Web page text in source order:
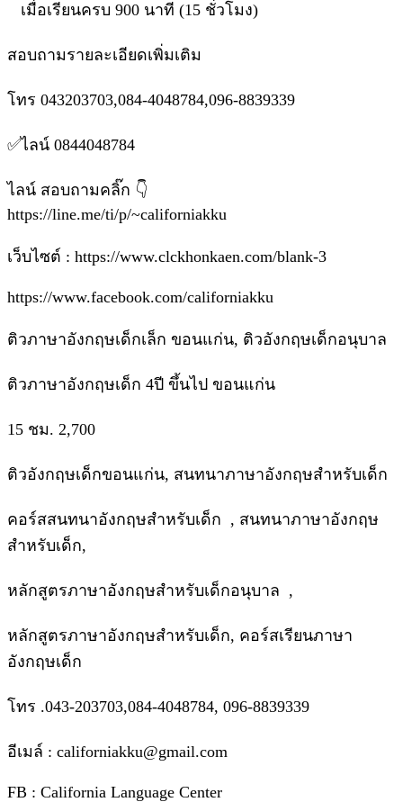
เมื่อเรียนครบ 900 นาที (15 ชั่วโมง)
สอบถามรายละเอียดเพิ่มเติม
โทร 043203703,084-4048784,096-8839339
✅ไลน์ 0844048784
ไลน์ สอบถามคลิ๊ก 👇
https://line.me/ti/p/~californiakku
เว็บไซต์ : https://www.clckhonkaen.com/blank-3
https://www.facebook.com/californiakku
ติวภาษาอังกฤษเด็กเล็ก ขอนแก่น, ติวอังกฤษเด็กอนุบาล
ติวภาษาอังกฤษเด็ก 4ปี ขึ้นไป ขอนแก่น
15 ชม. 2,700
ติวอังกฤษเด็กขอนแก่น, สนทนาภาษาอังกฤษสำหรับเด็ก
คอร์สสนทนาอังกฤษสำหรับเด็ก , สนทนาภาษาอังกฤษ
สำหรับเด็ก,
หลักสูตรภาษาอังกฤษสำหรับเด็กอนุบาล ,
หลักสูตรภาษาอังกฤษสำหรับเด็ก, คอร์สเรียนภาษา
อังกฤษเด็ก
โทร .043-203703,084-4048784, 096-8839339
อีเมล์ : californiakku@gmail.com
FB : California Language Center